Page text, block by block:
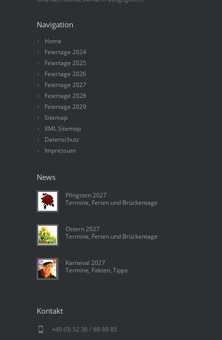
Navigation
Home
Feiertage 2024
Feiertage 2025
Feiertage 2026
Feiertage 2027
Feiertage 2028
Feiertage 2029
Sitemap
XML Sitemap
Datenschutz
Impressum
News
Pfingsten 2027
Termine, Ferien und Brückentage
Ostern 2027
Termine, Ferien und Brückentage
Karneval 2027
Termine, Fakten, Tipps
Kontakt
+49 (0) 52 36 / 88 88 85